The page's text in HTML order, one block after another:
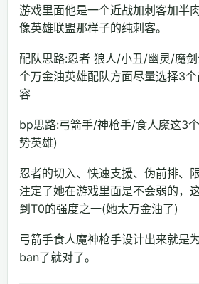
游戏里面他是一个近战加刺客加半
像英雄联盟那样子的纯刺客。
配队思路:忍者 狼人/小丑/幽灵/魔
个万金油英雄配队方面尽量选择3
容
bp思路:弓箭手/神枪手/食人魔这3
势英雄)
忍者的切入、快速支援、伪前排、
注定了她在游戏里面是不会弱的，
到T0的强度之一(她太万金油了)
弓箭手食人魔神枪手设计出来就是
ban了就对了。